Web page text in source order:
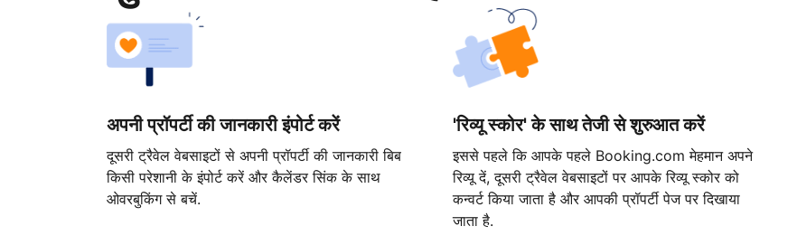
अपनी प्रॉपर्टी की जानकारी इंपोर्ट करें
दूसरी ट्रैवेल वेबसाइटों से अपनी प्रॉपर्टी की जानकारी बिब
किसी परेशानी के इंपोर्ट करें और कैलेंडर सिंक के साथ
ओवरबुकिंग से बचें.
'रिव्यू स्कोर' के साथ तेजी से शुरुआत करें
इससे पहले कि आपके पहले Booking.com मेहमान अपने
रिव्यू दें, दूसरी ट्रैवेल वेबसाइटों पर आपके रिव्यू स्कोर को
कन्वर्ट किया जाता है और आपकी प्रॉपर्टी पेज पर दिखाया
जाता है.